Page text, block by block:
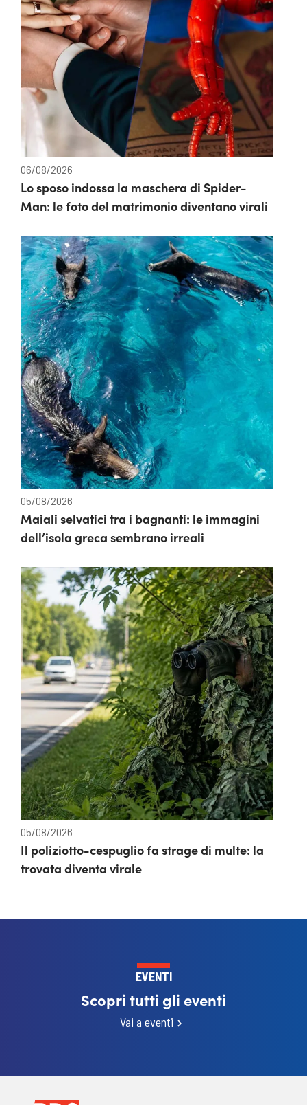
06/08/2026
Lo sposo indossa la maschera di Spider-
Man: le foto del matrimonio diventano virali
05/08/2026
Maiali selvatici tra i bagnanti: le immagini
dell’isola greca sembrano irreali
05/08/2026
Il poliziotto-cespuglio fa strage di multe: la
trovata diventa virale
EVENTI
Scopri tutti gli eventi
Vai a eventi